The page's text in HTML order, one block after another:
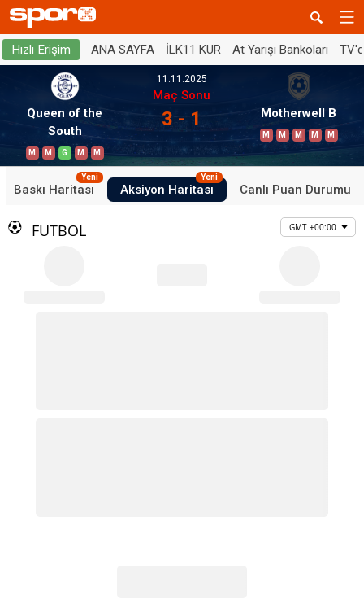
Hızlı Erişim ANA SAYFA İLK11 KUR At Yarışı Bankoları
Queen of the
South
M M G M M
11.11.2025
Maç Sonu
3 - 1 Motherwell B
M M M M M
Baskı Haritası
Yeni
Aksiyon Haritası
Yeni
Canlı Puan Durumu
FUTBOL GMT +00:00